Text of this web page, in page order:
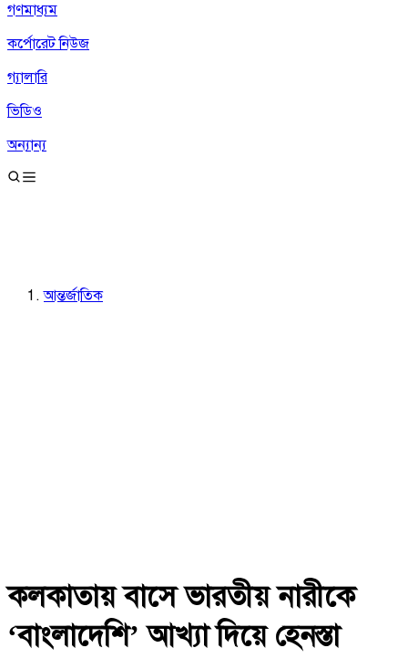
গণমাধ্যম
কর্পোরেট নিউজ
গ্যালারি
ভিডিও
অন্যান্য
আন্তর্জাতিক
কলকাতায় বাসে ভারতীয় নারীকে
‘বাংলাদেশি’ আখ্যা দিয়ে হেনস্তা